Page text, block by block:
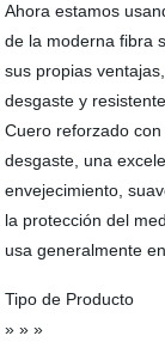
Ahora estamos
de la moderna fibra
sus propias
desgaste y
Cuero reforzado
desgaste, una
envejecimiento,
la protección del
usa generalmente
Tipo de Producto
» » »